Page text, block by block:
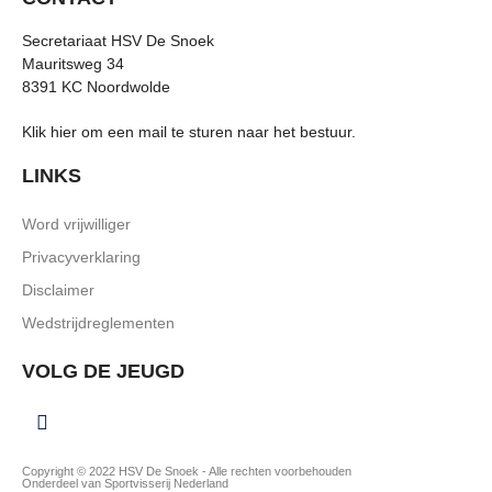
Secretariaat HSV De Snoek
Mauritsweg 34
8391 KC Noordwolde
Klik hier om een mail te sturen naar het bestuur.
LINKS
Word vrijwilliger
Privacyverklaring
Disclaimer
Wedstrijdreglementen
VOLG DE JEUGD
Copyright © 2022 HSV De Snoek - Alle rechten voorbehouden
Onderdeel van Sportvisserij Nederland